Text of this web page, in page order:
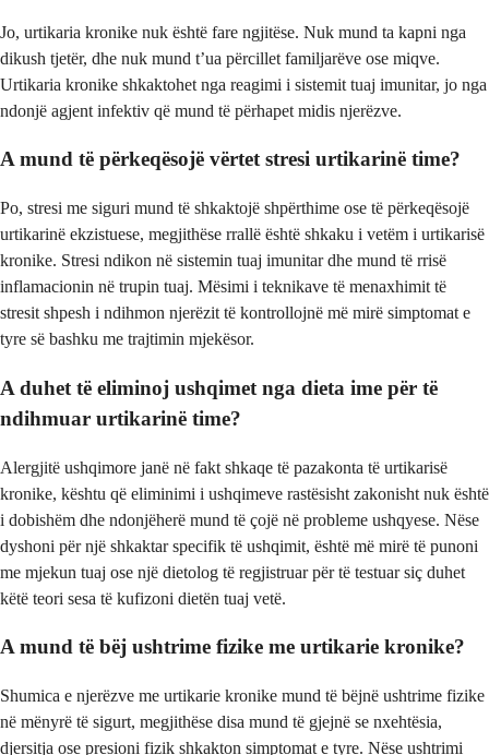
Jo, urtikaria kronike nuk është fare ngjitëse. Nuk mund ta kapni nga
dikush tjetër, dhe nuk mund t’ua përcillet familjarëve ose miqve.
Urtikaria kronike shkaktohet nga reagimi i sistemit tuaj imunitar, jo nga
ndonjë agjent infektiv që mund të përhapet midis njerëzve.
A mund të përkeqësojë vërtet stresi urtikarinë time?
Po, stresi me siguri mund të shkaktojë shpërthime ose të përkeqësojë
urtikarinë ekzistuese, megjithëse rrallë është shkaku i vetëm i urtikarisë
kronike. Stresi ndikon në sistemin tuaj imunitar dhe mund të rrisë
inflamacionin në trupin tuaj. Mësimi i teknikave të menaxhimit të
stresit shpesh i ndihmon njerëzit të kontrollojnë më mirë simptomat e
tyre së bashku me trajtimin mjekësor.
A duhet të eliminoj ushqimet nga dieta ime për të
ndihmuar urtikarinë time?
Alergjitë ushqimore janë në fakt shkaqe të pazakonta të urtikarisë
kronike, kështu që eliminimi i ushqimeve rastësisht zakonisht nuk është
i dobishëm dhe ndonjëherë mund të çojë në probleme ushqyese. Nëse
dyshoni për një shkaktar specifik të ushqimit, është më mirë të punoni
me mjekun tuaj ose një dietolog të regjistruar për të testuar siç duhet
këtë teori sesa të kufizoni dietën tuaj vetë.
A mund të bëj ushtrime fizike me urtikarie kronike?
Shumica e njerëzve me urtikarie kronike mund të bëjnë ushtrime fizike
në mënyrë të sigurt, megjithëse disa mund të gjejnë se nxehtësia,
djersitja ose presioni fizik shkakton simptomat e tyre. Nëse ushtrimi